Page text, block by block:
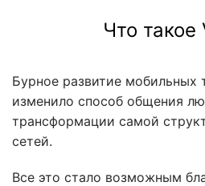
Что такое
Бурное развитие мобильных
изменило способ общения
трансформации самой
сетей.
Все это стало возможным